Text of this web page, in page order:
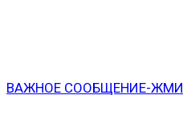
ВАЖНОЕ СООБЩЕНИЕ-ЖМИ